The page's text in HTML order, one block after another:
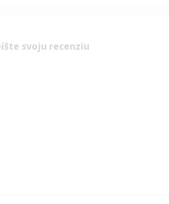
svoju recenziu